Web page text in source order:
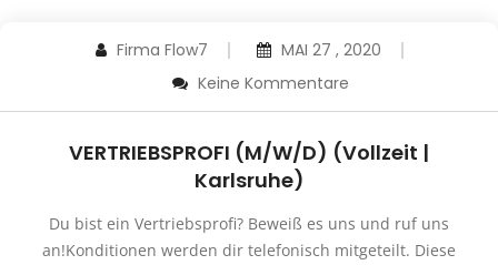
Firma Flow7
MAI 27 , 2020
Keine Kommentare
VERTRIEBSPROFI (M/W/D) (Vollzeit |
Karlsruhe)
Du bist ein Vertriebsprofi? Beweiß es uns und ruf uns
an!Konditionen werden dir telefonisch mitgeteilt. Diese